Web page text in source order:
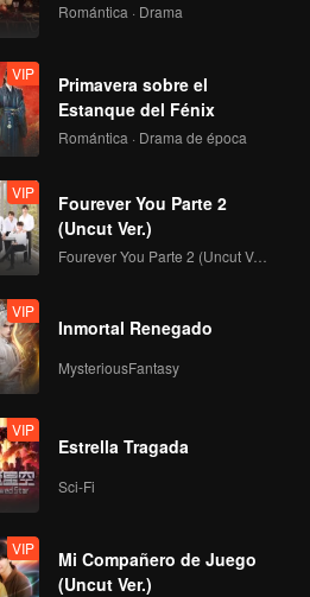
Romántica · Drama
VIP
Primavera sobre el
Estanque del Fénix
Romántica · Drama de época
VIP
Fourever You Parte 2
(Uncut Ver.)
Fourever You Parte 2 (Uncut Ver.)
VIP
Inmortal Renegado
MysteriousFantasy
VIP
Estrella Tragada
Sci-Fi
VIP
Mi Compañero de Juego
(Uncut Ver.)